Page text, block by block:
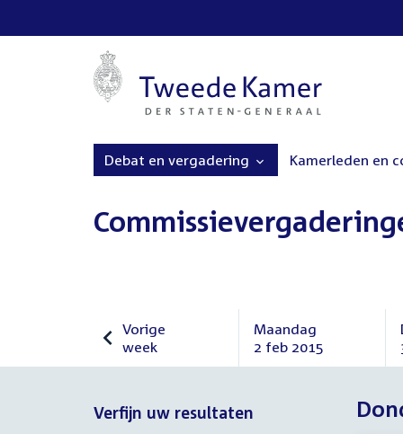
Debat en vergadering Kamerleden en
Vorige
week
Vorige
Maandag
2 feb 2015
Maandag
Verfijn uw resultaten